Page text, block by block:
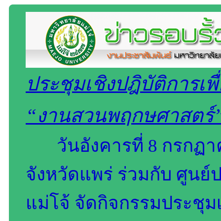
ประชุมเชิงปฎิบัติการเ
“งานสวนพฤกษศาสตร์
วันอังคารที่ 8 กรกฏ
จังหวัดแพร่ ร่วมกับ ศูนย์
แม่โจ้ จัดกิจกรรมประชุ